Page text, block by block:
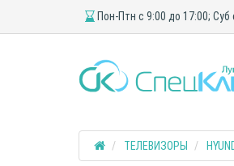
Пон-Птн с 9:00 до 17:00; Суб
ТЕЛЕВИЗОРЫ